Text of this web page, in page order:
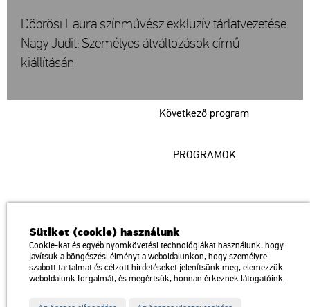
Következő program
Döbrösi Laura színművész exkluzív tárlatvezetése
Nagy Judit: Személyes átváltozások című
kiállításán
PROGRAMOK
a Magyar Művészeti Akadémia intézménye
1146 Budapest, Dózsa György út 37.
Megközelíthető: Millenniumi Földalatti Vasút – Hősök tere megálló
Trolibusz: 75, 79 / Autóbusz: 20, 30, 105
térkép
Sütiket (cookie) használunk
Cookie-kat és egyéb nyomkövetési technológiákat használunk, hogy
javítsuk a böngészési élményt a weboldalunkon, hogy személyre
szabott tartalmat és célzott hirdetéseket jelenítsünk meg, elemezzük
weboldalunk forgalmát, és megértsük, honnan érkeznek látogatóink.